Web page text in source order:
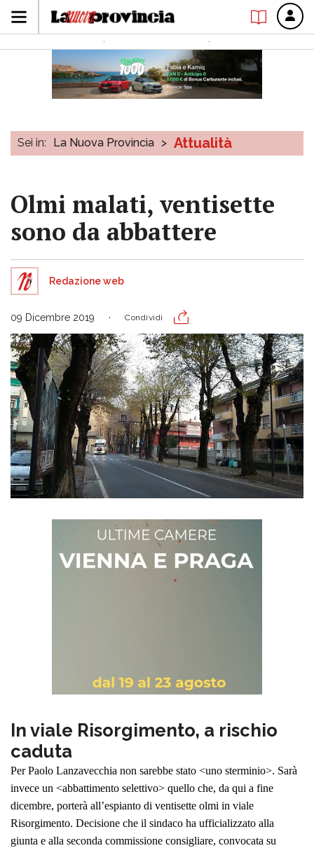
Sei in: La Nuova Provincia > Attualità
Olmi malati, ventisette
sono da abbattere
Redazione web
09 Dicembre 2019 Condividi
In viale Risorgimento, a rischio
caduta
Per Paolo Lanzavecchia non sarebbe stato <uno sterminio>. Sarà
invece un <abbattimento selettivo> quello che, da qui a fine
dicembre, porterà all’espianto di ventisette olmi in viale
Risorgimento. Decisione che il sindaco ha ufficializzato alla
giunta e alla seconda commissione consigliare, convocata su